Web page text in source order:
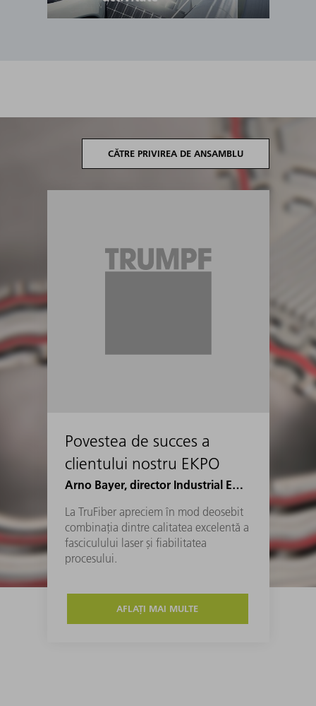
CĂTRE PRIVIREA DE ANSAMBLU
Povestea de succes a
clientului nostru EKPO
Arno Bayer, director Industrial Engineering Joining la EKPO
La TruFiber apreciem în mod deosebit
combinația dintre calitatea excelentă a
fasciculului laser și fiabilitatea
procesului.
AFLAȚI MAI MULTE